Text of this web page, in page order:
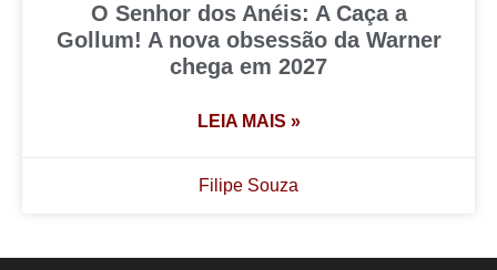
O Senhor dos Anéis: A Caça a
Gollum! A nova obsessão da Warner
chega em 2027
LEIA MAIS »
Filipe Souza